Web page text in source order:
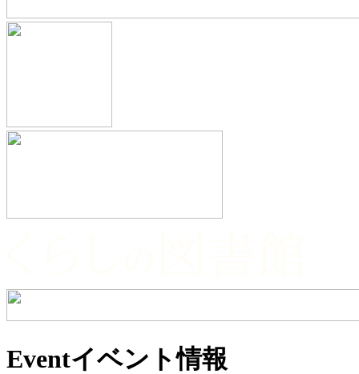
Eventイベント情報